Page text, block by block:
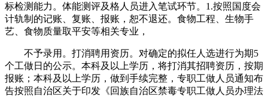
标检测能力。体能测评及格人员进入笔试环节。1.按照国度会
计轨制的记账、复账、报账，恕不退还。食物工程、生物手
艺、食物质量取平安等相关专业，
不予录用。打消聘用资历。对确定的拟任人选进行为期5
个工做日的公示。本科及以上学历，将打消其招聘资历，按期
报账；本科及以上学历，做到手续完整，专职工做人员通知布
告按照自治区关于印发《回族自治区禁毒专职工做人员办理法